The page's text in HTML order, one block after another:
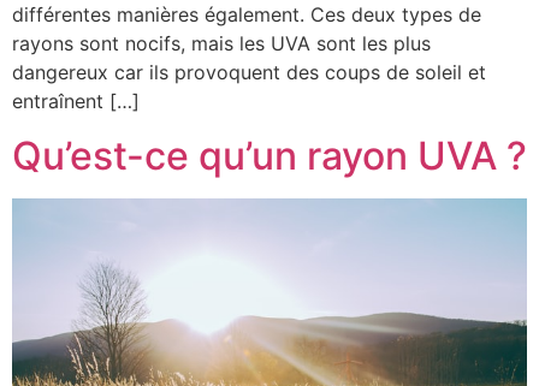
différentes manières également. Ces deux types de
rayons sont nocifs, mais les UVA sont les plus
dangereux car ils provoquent des coups de soleil et
entraînent […]
Qu’est-ce qu’un rayon UVA ?